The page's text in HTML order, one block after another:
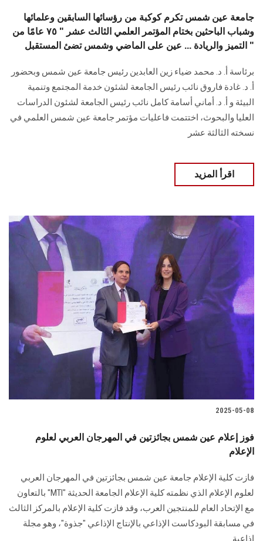
جامعة عين شمس تكرم كوكبة من رؤسائها السابقين وعلمائها
وشباب الباحثين بختام المؤتمر العلمي الثالث عشر " ٧٥ عامًا من
التميز والريادة ... عين على الماضي وشمس تضئ المستقبل "
برئاسة أ. د. محمد ضياء زين العابدين رئيس جامعة عين شمس وبحضور
أ. د. غادة فاروق نائب رئيس الجامعة لشئون خدمة المجتمع وتنمية
البيئة و أ. د. أماني أسامة كامل نائب رئيس الجامعة لشئون الدراسات
العليا والبحوث، اختتمت فاعليات مؤتمر جامعة عين شمس العلمي في
نسخته الثالثة عشر
اقرأ المزيد
2025-05-08
فوز إعلام عين شمس بجائزتين في المهرجان العربي لعلوم
الإعلام
فازت كلية الإعلام جامعة عين شمس بجائزتين في المهرجان العربي
لعلوم الإعلام الذي نظمته كلية الإعلام الجامعة الحديثة "MTI" بالتعاون
مع الإتحاد العام للمنتجين العرب، وقد فازت كلية الإعلام بالمركز الثالث
في مسابقة البودكاست الإذاعي بالإنتاج الإذاعي "جذوة"، وهو مجلة
إذاعية